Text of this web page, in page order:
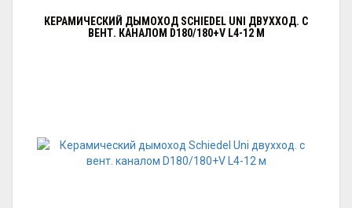
КЕРАМИЧЕСКИЙ ДЫМОХОД SCHIEDEL UNI ДВУХХОД. С
ВЕНТ. КАНАЛОМ D180/180+V L4-12 М